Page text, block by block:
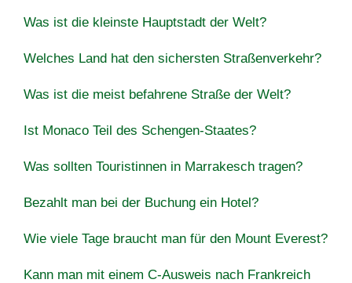
Was ist die kleinste Hauptstadt der Welt?
Welches Land hat den sichersten Straßenverkehr?
Was ist die meist befahrene Straße der Welt?
Ist Monaco Teil des Schengen-Staates?
Was sollten Touristinnen in Marrakesch tragen?
Bezahlt man bei der Buchung ein Hotel?
Wie viele Tage braucht man für den Mount Everest?
Kann man mit einem C-Ausweis nach Frankreich